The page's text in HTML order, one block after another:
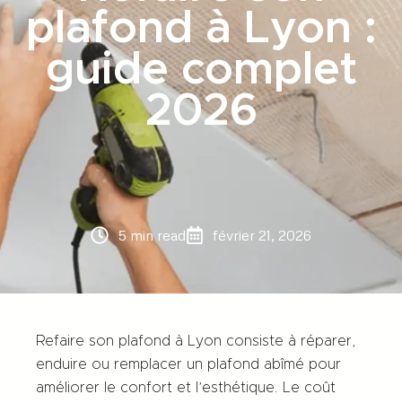
plafond à Lyon :
guide complet
2026
5 min read février 21, 2026
Refaire son plafond à Lyon consiste à réparer,
enduire ou remplacer un plafond abîmé pour
améliorer le confort et l’esthétique. Le coût